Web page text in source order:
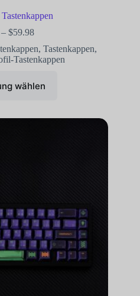
–$59.98
, Tastenkappen,
Tastenkappen
wählen